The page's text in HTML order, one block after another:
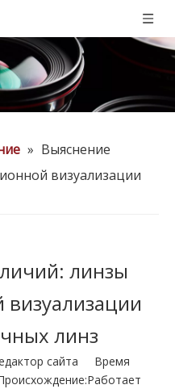
» Выяснение
визуализации
линзы
линз
сайта Время
Работает